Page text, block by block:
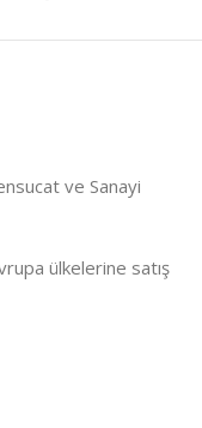
ve Sanayi
ülkelerine satış